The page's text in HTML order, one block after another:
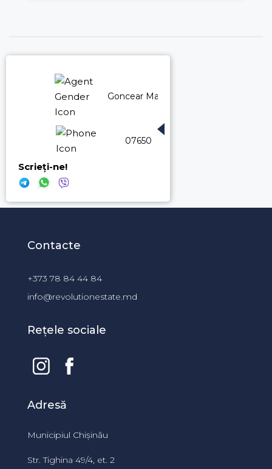
Goncear Marina
076500449
Scrieți-ne!
Contacte
+373 78 84 44 84
info@revolutionestate.md
Rețele sociale
Adresă
Municipiul Chișinău
Str. Tighina 49/4, et. 2